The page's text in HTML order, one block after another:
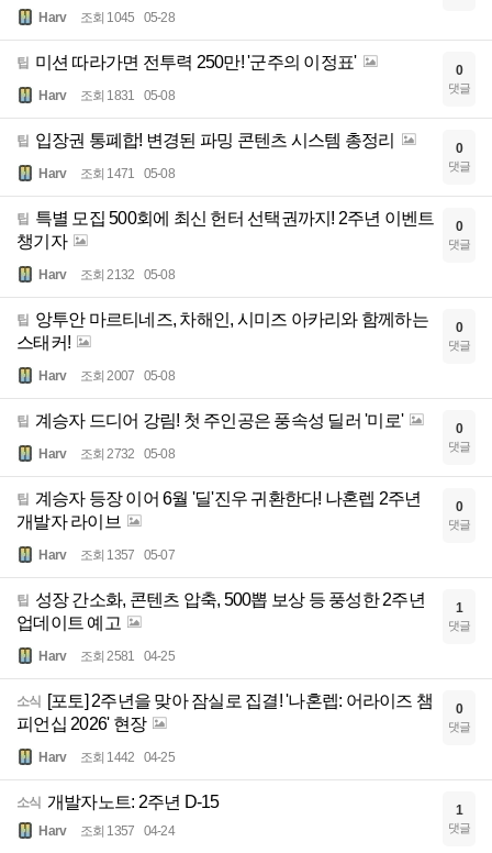
Harv 조회 1045 05-28
팁 미션 따라가면 전투력 250만! '군주의 이정표'
Harv 조회 1831 05-08
0
댓글
팁 입장권 통폐합! 변경된 파밍 콘텐츠 시스템 총정리
Harv 조회 1471 05-08
0
댓글
팁 특별 모집 500회에 최신 헌터 선택권까지! 2주년 이벤트
챙기자
Harv 조회 2132 05-08
0
댓글
팁 앙투안 마르티네즈, 차해인, 시미즈 아카리와 함께하는
스태커!
Harv 조회 2007 05-08
0
댓글
팁 계승자 드디어 강림! 첫 주인공은 풍속성 딜러 '미로'
Harv 조회 2732 05-08
0
댓글
팁 계승자 등장 이어 6월 '딜'진우 귀환한다! 나혼렙 2주년
개발자 라이브
Harv 조회 1357 05-07
0
댓글
팁 성장 간소화, 콘텐츠 압축, 500뽑 보상 등 풍성한 2주년
업데이트 예고
Harv 조회 2581 04-25
1
댓글
소식
[포토] 2주년을 맞아 잠실로 집결! '나혼렙: 어라이즈 챔
피언십 2026' 현장
Harv 조회 1442 04-25
0
댓글
소식 개발자노트: 2주년 D-15
Harv 조회 1357 04-24
1
댓글